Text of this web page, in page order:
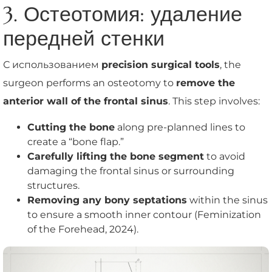
3. Остеотомия: удаление
передней стенки
С использованием precision surgical tools, the
surgeon performs an osteotomy to remove the
anterior wall of the frontal sinus. This step involves:
Cutting the bone along pre-planned lines to
create a “bone flap.”
Carefully lifting the bone segment to avoid
damaging the frontal sinus or surrounding
structures.
Removing any bony septations within the sinus
to ensure a smooth inner contour (Feminization
of the Forehead, 2024).